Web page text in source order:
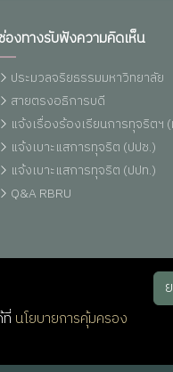
ช่องทางรับฟังความคิดเห็น
ประมวลจริยธรรมมหาวิทยาลัย
สายตรงอธิการบดี
แจ้งเรื่องร้องเรียนการทุจริต
แจ้งเบาะแสการทุจริต (ปปช.)
แจ้งเบาะแสการทุจริต (ปปท.)
Q&A RBRU
นโยบายการคุ้มครอง